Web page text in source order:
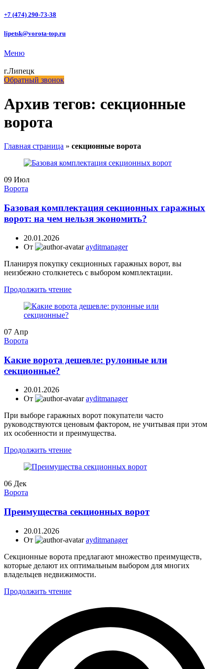
+7 (474) 290-73-38
lipetsk@vorota-top.ru
Меню
г.Липецк
Обратный звонок
Архив тегов: секционные
ворота
Главная страница » секционные ворота
09 Июл
Ворота
Базовая комплектация секционных гаражных
ворот: на чем нельзя экономить?
20.01.2026
От
ayditmanager
Планируя покупку секционных гаражных ворот, вы
неизбежно столкнетесь с выбором комплектации.
Продолжить чтение
07 Апр
Ворота
Какие ворота дешевле: рулонные или
секционные?
20.01.2026
От
ayditmanager
При выборе гаражных ворот покупатели часто
руководствуются ценовым фактором, не учитывая при этом
их особенности и преимущества.
Продолжить чтение
06 Дек
Ворота
Преимущества секционных ворот
20.01.2026
От
ayditmanager
Секционные ворота предлагают множество преимуществ,
которые делают их оптимальным выбором для многих
владельцев недвижимости.
Продолжить чтение